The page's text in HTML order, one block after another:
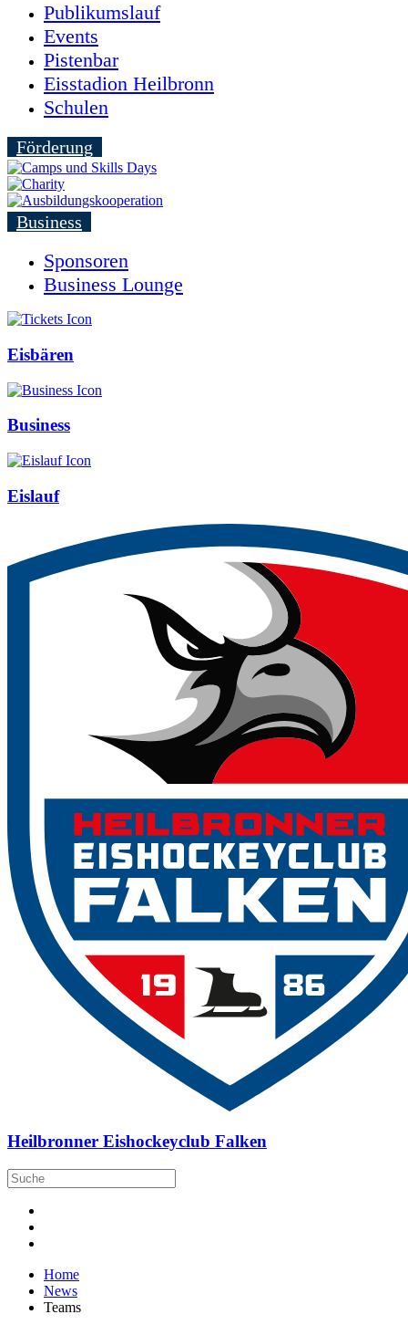
Publikumslauf
Events
Pistenbar
Eisstadion Heilbronn
Schulen
Förderung
Business
Sponsoren
Business Lounge
Eisbären
Business
Eislauf
Heilbronner Eishockeyclub Falken
Home
News
Teams